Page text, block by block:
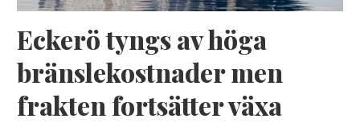
Eckerö tyngs av höga
bränslekostnader men
frakten fortsätter växa